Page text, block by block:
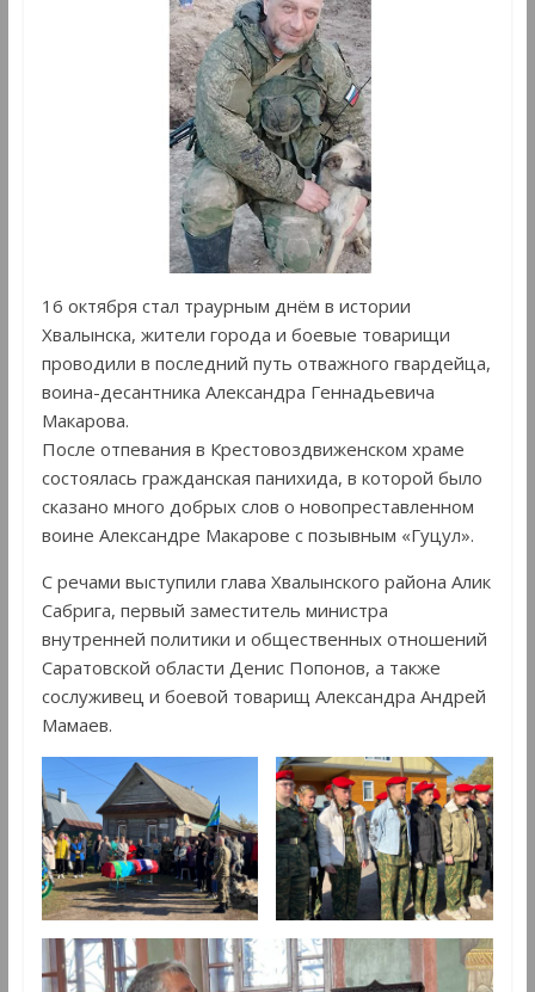
16 октября стал траурным днём в истории
Хвалынска, жители города и боевые товарищи
проводили в последний путь отважного гвардейца,
воина-десантника Александра Геннадьевича
Макарова.
После отпевания в Крестовоздвиженском храме
состоялась гражданская панихида, в которой было
сказано много добрых слов о новопреставленном
воине Александре Макарове с позывным «Гуцул».
С речами выступили глава Хвалынского района Алик
Сабрига, первый заместитель министра
внутренней политики и общественных отношений
Саратовской области Денис Попонов, а также
сослуживец и боевой товарищ Александра Андрей
Мамаев.